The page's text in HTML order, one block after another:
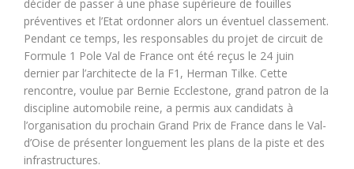
décider de passer à une phase supérieure de fouilles
préventives et l’Etat ordonner alors un éventuel classement.
Pendant ce temps, les responsables du projet de circuit de
Formule 1 Pole Val de France ont été reçus le 24 juin
dernier par l’architecte de la F1, Herman Tilke. Cette
rencontre, voulue par Bernie Ecclestone, grand patron de la
discipline automobile reine, a permis aux candidats à
l’organisation du prochain Grand Prix de France dans le Val-
d’Oise de présenter longuement les plans de la piste et des
infrastructures.